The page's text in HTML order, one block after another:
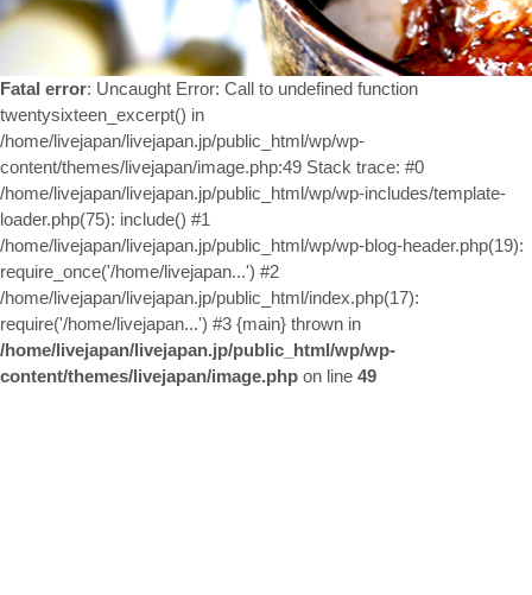
採用
お問い合わせ
Fatal error: Uncaught Error: Call to undefined function
twentysixteen_excerpt() in
/home/livejapan/livejapan.jp/public_html/wp/wp-
content/themes/livejapan/image.php:49 Stack trace: #0
/home/livejapan/livejapan.jp/public_html/wp/wp-includes/template-
loader.php(75): include() #1
/home/livejapan/livejapan.jp/public_html/wp/wp-blog-header.php(19):
require_once('/home/livejapan...') #2
/home/livejapan/livejapan.jp/public_html/index.php(17):
require('/home/livejapan...') #3 {main} thrown in
/home/livejapan/livejapan.jp/public_html/wp/wp-
content/themes/livejapan/image.php on line 49